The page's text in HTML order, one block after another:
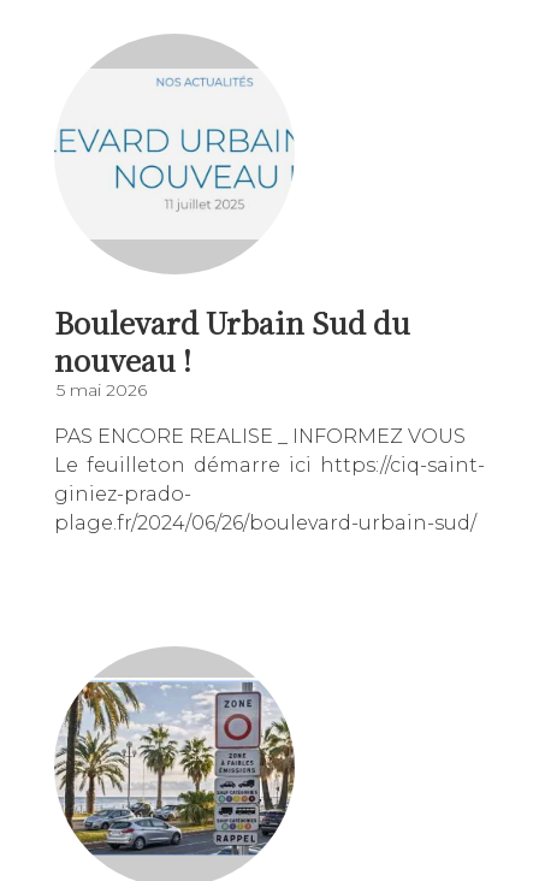
Boulevard Urbain Sud du
nouveau !
5 mai 2026
PAS ENCORE REALISE _ INFORMEZ VOUS
Le feuilleton démarre ici https://ciq-saint-
giniez-prado-
plage.fr/2024/06/26/boulevard-urbain-sud/